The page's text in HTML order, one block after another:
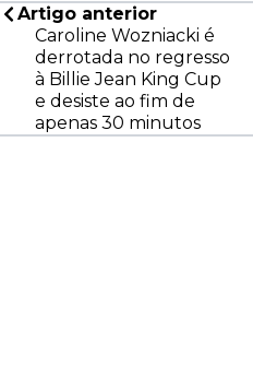
Artigo anterior
Caroline Wozniacki é
derrotada no regresso
à Billie Jean King Cup
e desiste ao fim de
apenas 30 minutos